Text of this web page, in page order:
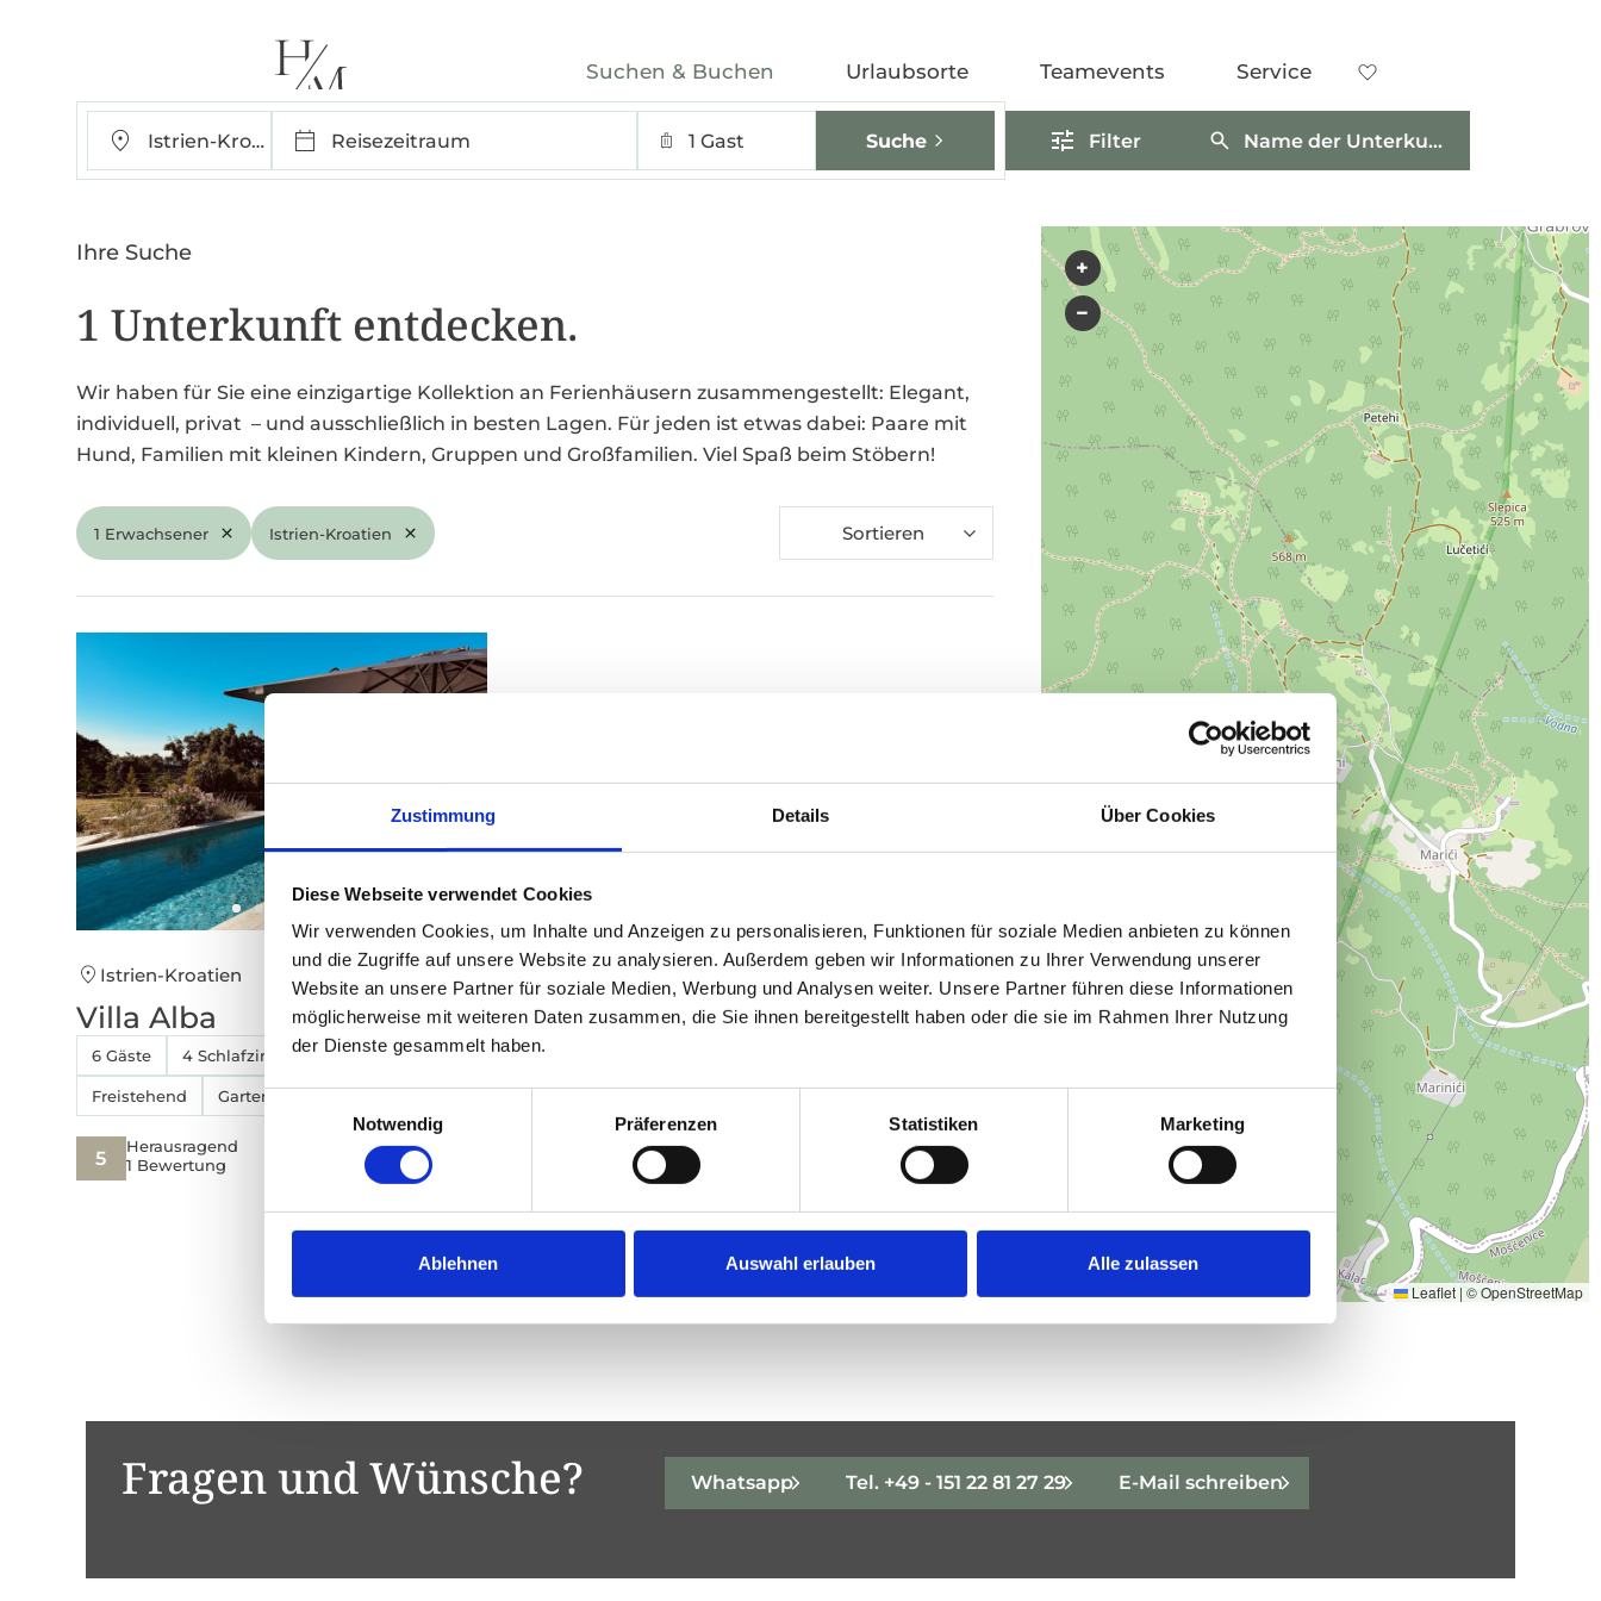
Zustimmung Details Über Cookies
Diese Webseite verwendet Cookies
Wir verwenden Cookies, um Inhalte und Anzeigen zu personalisieren, Funktionen für soziale Medien anbieten zu können
und die Zugriffe auf unsere Website zu analysieren. Außerdem geben wir Informationen zu Ihrer Verwendung unserer
Website an unsere Partner für soziale Medien, Werbung und Analysen weiter. Unsere Partner führen diese Informationen
möglicherweise mit weiteren Daten zusammen, die Sie ihnen bereitgestellt haben oder die sie im Rahmen Ihrer Nutzung
der Dienste gesammelt haben.
Einwilligungsauswahl
Notwendig
Präferenzen Statistiken Marketing
Ablehnen Auswahl erlauben Alle zulassen
Suchen & Buchen Urlaubsorte Teamevents Service
Istrien-Kroatien Reisezeitraum 1 Gast Suche Filter Name der Unterkunft
Ihre Suche
1 Unterkunft entdecken.
Wir haben für Sie eine einzigartige Kollektion an Ferienhäusern zusammengestellt: Elegant,
individuell, privat – und ausschließlich in besten Lagen. Für jeden ist etwas dabei: Paare mit
Hund, Familien mit kleinen Kindern, Gruppen und Großfamilien. Viel Spaß beim Stöbern!
1 Erwachsener Istrien-Kroatien Sortieren
Istrien-Kroatien
Villa Alba
6 Gäste 4 Schlafzimmer 3 Bäder
Freistehend Garten
5
Herausragend
1 Bewertung
Keine weiteren Ergebnisse.
Fragen und Wünsche? Whatsapp Tel. +49 - 151 22 81 27 29 E-Mail schreiben